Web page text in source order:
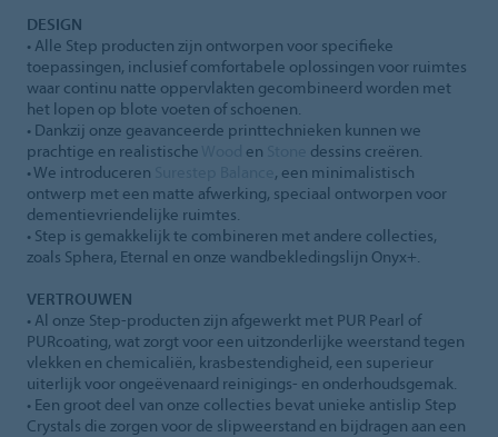
DESIGN
• Alle Step producten zijn ontworpen voor specifieke
toepassingen, inclusief comfortabele oplossingen voor ruimtes
waar continu natte oppervlakten gecombineerd worden met
het lopen op blote voeten of schoenen.
• Dankzij onze geavanceerde printtechnieken kunnen we
prachtige en realistische
en
dessins creëren.
• We introduceren
, een minimalistisch
ontwerp met een matte afwerking, speciaal ontworpen voor
dementievriendelijke ruimtes.
• Step is gemakkelijk te combineren met andere collecties,
zoals Sphera, Eternal en onze wandbekledingslijn Onyx+.
VERTROUWEN
• Al onze Step-producten zijn afgewerkt met PUR Pearl of
PURcoating, wat zorgt voor een uitzonderlijke weerstand tegen
vlekken en chemicaliën, krasbestendigheid, een superieur
uiterlijk voor ongeëvenaard reinigings- en onderhoudsgemak.
• Een groot deel van onze collecties bevat unieke antislip Step
Crystals die zorgen voor de slipweerstand en bijdragen aan een